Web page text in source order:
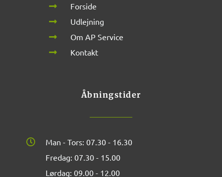
Forside
Udlejning
Om AP Service
Kontakt
Åbningstider
Man - Tors: 07.30 - 16.30
Fredag: 07.30 - 15.00
Lørdag: 09.00 - 12.00